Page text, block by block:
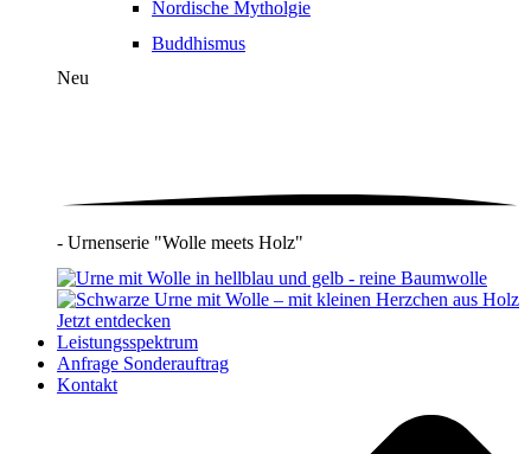
Nordische Mytholgie
Buddhismus
Neu
- Urnenserie "Wolle meets Holz"
Jetzt entdecken
Leistungsspektrum
Anfrage Sonderauftrag
Kontakt